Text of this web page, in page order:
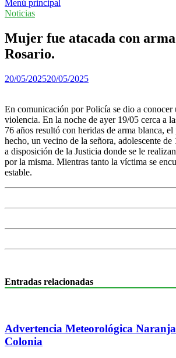
Menú principal
Noticias
Mujer fue atacada con
Rosario.
20/05/202520/05/2025
En comunicación por Policía se dio a conocer
violencia. En la noche de ayer 19/05 cerca a
76 años resultó con heridas de arma blanca,
hecho, un vecino de la señora, adolescente de
a disposición de la Justicia donde se le
por la misma. Mientras tanto la víctima se
estable.
Entradas relacionadas
Advertencia Meteorológica
Colonia